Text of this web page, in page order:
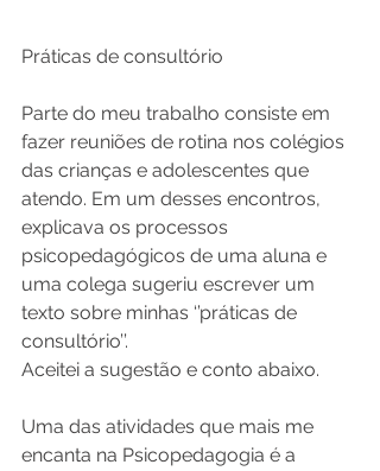
Práticas de consultório
Parte do meu trabalho consiste em
fazer reuniões de rotina nos colégios
das crianças e adolescentes que
atendo. Em um desses encontros,
explicava os processos
psicopedagógicos de uma aluna e
uma colega sugeriu escrever um
texto sobre minhas ‘’práticas de
consultório’’.
Aceitei a sugestão e conto abaixo.
Uma das atividades que mais me
encanta na Psicopedagogia é a